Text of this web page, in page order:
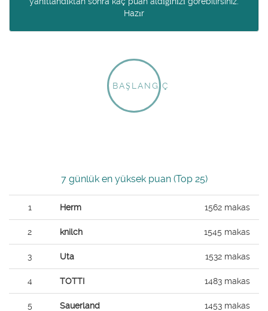
Hazır
BAŞLANGIÇ
7 günlük en yüksek puan (Top 25)
1 Herm 1562 makas
2 knilch 1545 makas
3 Uta 1532 makas
4 TOTTI 1483 makas
5 Sauerland 1453 makas